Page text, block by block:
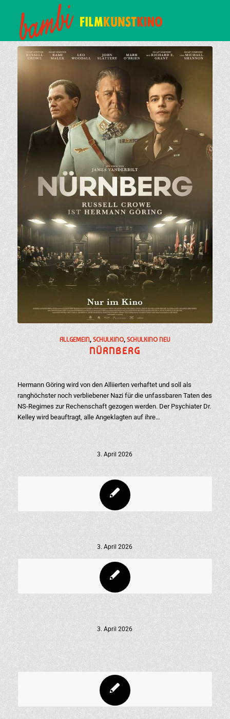
ALLGEMEIN,SCHULKINO,SCHULKINO NEU
NÜRNBERG
Hermann Göring wird von den Alliierten verhaftet und soll als
ranghöchster noch verbliebener Nazi für die unfassbaren Taten des
NS-Regimes zur Rechenschaft gezogen werden. Der Psychiater Dr.
Kelley wird beauftragt, alle Angeklagten auf ihre…
3. April 2026
3. April 2026
3. April 2026